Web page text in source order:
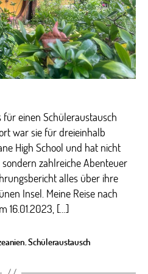
in
einen Schüleraustausch
war sie für dreieinhalb
High School und hat nicht
zahlreiche Abenteuer
alles über ihre
Insel. Meine Reise nach
16.01.2023, […]
,Schüleraustausch